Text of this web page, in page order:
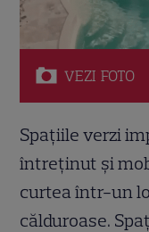
VEZI FOTO
Spațiile verzi
întreținut și
curtea într-un
călduroase.